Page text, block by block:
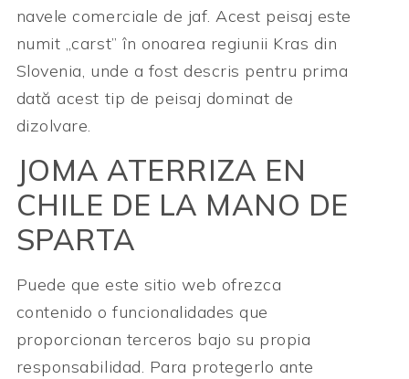
navele comerciale de jaf. Acest peisaj este
numit „carst” în onoarea regiunii Kras din
Slovenia, unde a fost descris pentru prima
dată acest tip de peisaj dominat de
dizolvare.
JOMA ATERRIZA EN
CHILE DE LA MANO DE
SPARTA
Puede que este sitio web ofrezca
contenido o funcionalidades que
proporcionan terceros bajo su propia
responsabilidad. Para protegerlo ante